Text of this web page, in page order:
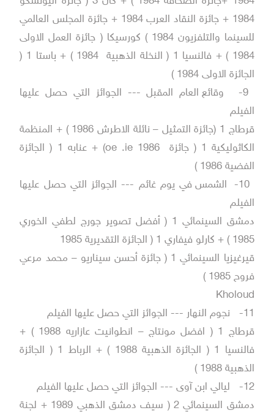
1984 + جائزة النقاد العرب 1984 + جائزة المجلس العالمي
للسينما والتلفزيون 1984 ) كورسيكا ( جائزة العمل الاولى
1984 ) + فالنسيا 1 ( النخلة الذهبية 1984 ) + باستا 1 (
الجائزة الاولى 1984 )
وقائع العام المقبل --- الجوائز التي حصل عليها
الفيلم
قرطاج 1 (جائزة التمثيل – نائلة الاطرش 1986 ) + المنظمة
الكاثوليكية 1 ( جائزة oe .ie 1986) + عنابه 1 ( الجائزة
الفضية 1986 )
الشمس في يوم غائم --- الجوائز التي حصل عليها
الفيلم
دمشق السينمائي 1 ( أفضل تصوير جورج لطفي الخوري
1985 ) + كارلو فيفاري 1 ( الجائزة التقديرية 1985
قيرغيزيا السينمائي 1 ( جائزة أحسن سيناريو – محمد مرعي
فروح 1985 )
Kholoud
نجوم النهار --- الجوائز التي حصل عليها الفيلم
قرطاج 1 ( افضل مونتاج – انطوانيت عازاريه 1988 ) +
فالنسيا 1 ( الجائزة الذهبية 1988 ) + الرباط 1 ( الجائزة
الذهبية 1988 )
ليالي ابن آوى --- الجوائز التي حصل عليها الفيلم
دمشق السينمائي 2 ( سيف دمشق الذهبي 1989 + لجنة